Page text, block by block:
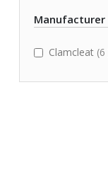
Manufacturer
Clamcleat 6